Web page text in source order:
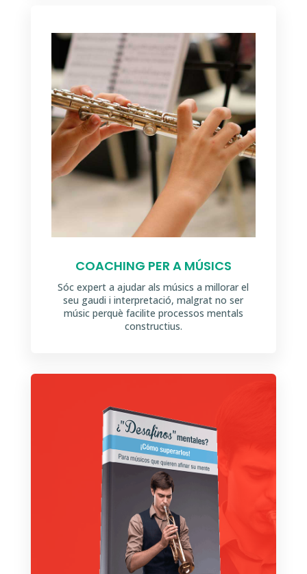
COACHING PER A MÚSICS
Sóc expert a ajudar als músics a millorar el
seu gaudi i interpretació, malgrat no ser
músic perquè facilite processos mentals
constructius.